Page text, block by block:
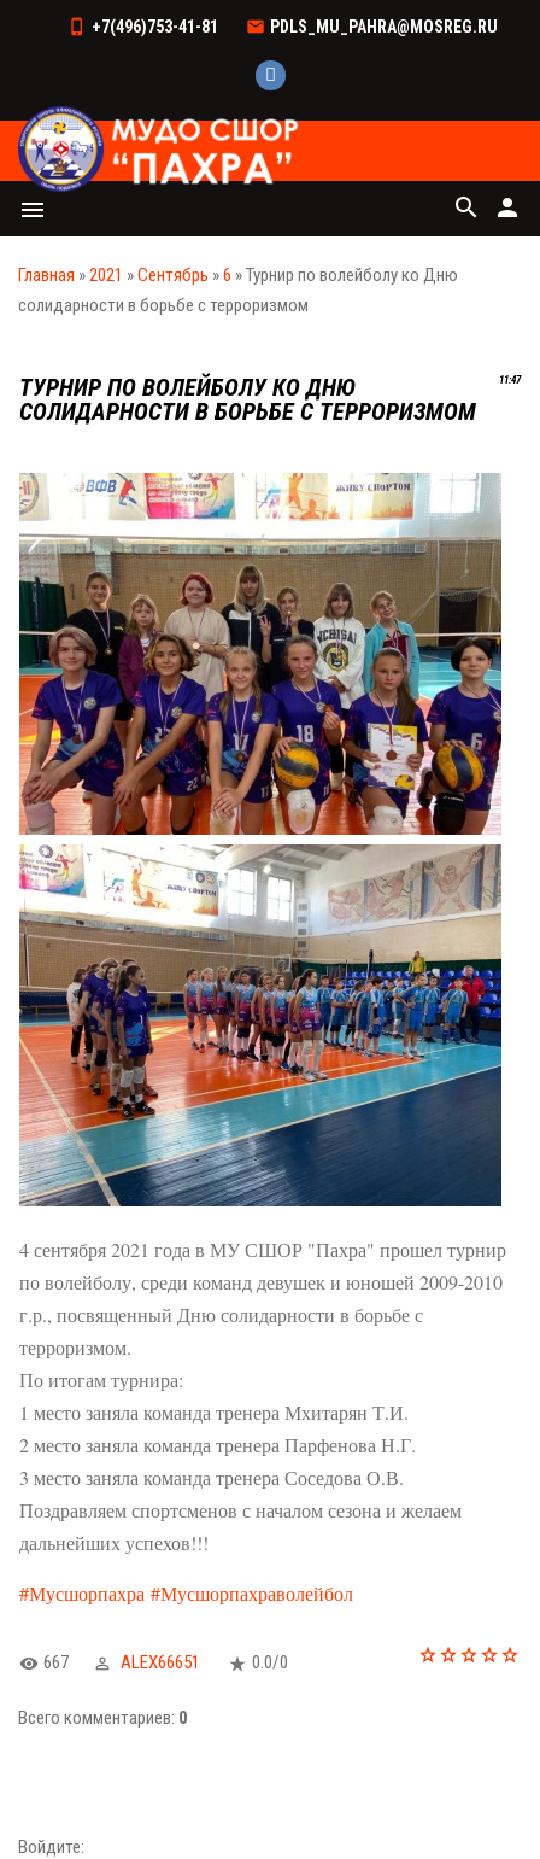
+7(496)753-41-81 PDLS_MU_PAHRA@MOSREG.RU
menu person
search
Главная »2021 »Сентябрь »6 » Турнир по волейболу ко Дню
солидарности в борьбе с терроризмом
11:47
ТУРНИР ПО ВОЛЕЙБОЛУ КО ДНЮ
СОЛИДАРНОСТИ В БОРЬБЕ С ТЕРРОРИЗМОМ
4 сентября 2021 года в МУ СШОР "Пахра" прошел турнир
по волейболу, среди команд девушек и юношей 2009-2010
г.р., посвященный Дню солидарности в борьбе с
терроризмом.
По итогам турнира:
1 место заняла команда тренера Мхитарян Т.И.
2 место заняла команда тренера Парфенова Н.Г.
3 место заняла команда тренера Соседова О.В.
Поздравляем спортсменов с началом сезона и желаем
дальнейших успехов!!!
#Мусшорпахра #Мусшорпахраволейбол
667 ALEX66651 0.0/0
Всего комментариев: 0
Войдите: